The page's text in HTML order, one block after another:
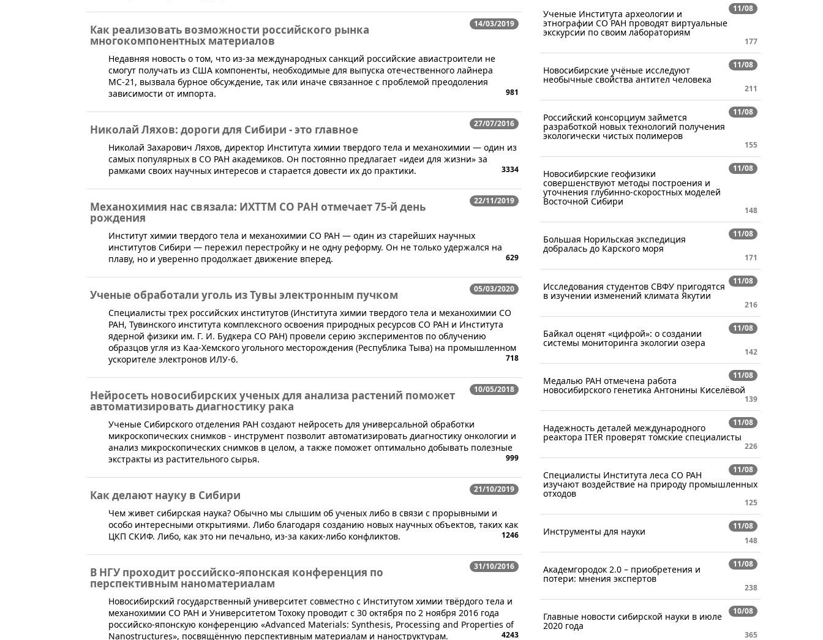
14/03/2019
Как реализовать возможности российского рынка
многокомпонентных материалов
​Недавняя новость о том, что из-за международных санкций российские авиастроители не
смогут получать из США компоненты, необходимые для выпуска отечественного лайнера
МС-21, вызвала бурное обсуждение, так или иначе связанное с проблемой преодоления
зависимости от импорта.
981
27/07/2016
Николай Ляхов: дороги для Сибири - это главное
​Николай Захарович Ляхов, директор Института химии твердого тела и механохимии — один из
самых популярных в СО РАН академиков. Он постоянно предлагает «идеи для жизни» за
рамками своих научных интересов и старается довести их до практики.
3334
22/11/2019
Механохимия нас связала: ИХТТМ СО РАН отмечает 75-й день
рождения
​Институт химии твердого тела и механохимии СО РАН — один из старейших научных
институтов Сибири — пережил перестройку и не одну реформу. Он не только удержался на
плаву, но и уверенно продолжает движение вперед.
629
05/03/2020
Ученые обработали уголь из Тувы электронным пучком
​Специалисты трех российских институтов (Института химии твердого тела и механохимии СО
РАН, Тувинского института комплексного освоения природных ресурсов СО РАН и Института
ядерной физики им. Г. И. Будкера СО РАН) провели серию экспериментов по облучению
образцов угля из Каа-Хемского угольного месторождения (Республика Тыва) на промышленном
ускорителе электронов ИЛУ-6.
718
10/05/2018
Нейросеть новосибирских ученых для анализа растений поможет
автоматизировать диагностику рака
Ученые Сибирского отделения РАН создают нейросеть для универсальной обработки
микроскопических снимков - инструмент позволит автоматизировать диагностику онкологии и
анализ микроскопических снимков в целом, а также поможет оптимально добывать полезные
экстракты из растительного сырья.
999
21/10/2019
Как делают науку в Сибири
Чем живет сибирская наука? Обычно мы слышим об ученых либо в связи с прорывными и
особо интересными открытиями. Либо благодаря созданию новых научных объектов, таких как
ЦКП СКИФ. Либо, как это ни печально, из-за каких-либо конфликтов.
1246
31/10/2016
В НГУ проходит российско-японская конференция по
перспективным наноматериалам
​Новосибирский государственный университет совместно с Институтом химии твёрдого тела и
механохимии СО РАН и Университетом Тохоку проводит с 30 октября по 2 ноября 2016 года
российско-японскую конференцию «Advanced Materials: Synthesis, Processing and Properties of
Nanostructures», посвящённую перспективным материалам и наноструктурам.
4243
11/08
Ученые Института археологии и
этнографии СО РАН проводят виртуальные
экскурсии по своим лабораториям
177
11/08
Новосибирские учёные исследуют
необычные свойства антител человека
211
11/08
Российский консорциум займется
разработкой новых технологий получения
экологически чистых полимеров
155
11/08
Новосибирские геофизики
совершенствуют методы построения и
уточнения глубинно-скоростных моделей
Восточной Сибири
148
11/08
Большая Норильская экспедиция
добралась до Карского моря
171
11/08
Исследования студентов СВФУ пригодятся
в изучении изменений климата Якутии
216
11/08
Байкал оценят «цифрой»: о создании
системы мониторинга экологии озера
142
11/08
Медалью РАН отмечена работа
новосибирского генетика Антонины Киселёвой
139
11/08
Надежность деталей международного
реактора ITER проверят томские специалисты
226
11/08
Специалисты Института леса СО РАН
изучают воздействие на природу промышленных
отходов
125
11/08
Инструменты для науки
148
11/08
Академгородок 2.0 – приобретения и
потери: мнения экспертов
238
10/08
Главные новости сибирской науки в июле
2020 года
365